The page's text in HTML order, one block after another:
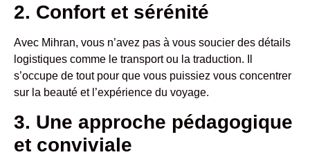
2. Confort et sérénité
Avec Mihran, vous n’avez pas à vous soucier des détails
logistiques comme le transport ou la traduction. Il
s’occupe de tout pour que vous puissiez vous concentrer
sur la beauté et l’expérience du voyage.
3. Une approche pédagogique
et conviviale